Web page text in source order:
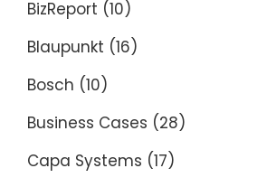
BizReport (10)
Blaupunkt (16)
Bosch (10)
Business Cases (28)
Capa Systems (17)